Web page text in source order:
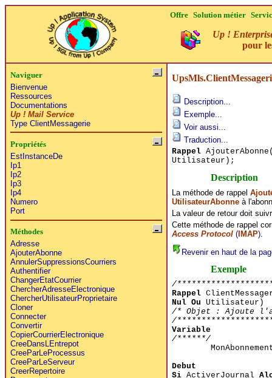
Offre Solution métier
Up !
pour
Naviguer
Bienvenue
Ressources
Documentations
Up ! Mail Service
Type ClientMessagerie
Propriétés
EstInstanceDe
Ip1
Ip2
Ip3
Ip4
Numero
Port
Méthodes
Adresse
AjouterAbonne
AnnulerSuppressionsCourriers
Authentifier
ChangerEtatCourrier
ChercherAdresseElectronique
ChercherUtilisateurProprietaire
Cloner
Connecter
Convertir
CopierCourrierElectronique
CreeDansLEntrepot
CreeParLeProcessus
CreeParLeServeur
CreerRepertoire
Description...
Exemple...
Voir aussi...
Traduction...
Rappel
Utilisateur);
Description
La méthode de rappel
UtilisateurAbonneà
La valeur de retour doit
Cette méthode de rappel
Access Protocol(IMAP).
Revenir en haut de la
Exemple
/
Rappel
Nul Ou Utilisateur)
/* Objet : Ajoute
/
Variable
/******/
Debut
SiActiverJournal